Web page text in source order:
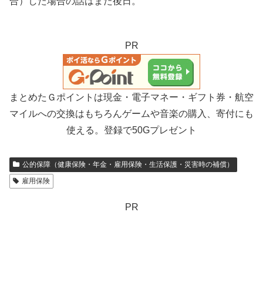
PR
まとめたＧポイントは現金・電子マネー・ギフト券・航空
マイルへの交換はもちろんゲームや音楽の購入、寄付にも
使える。登録で50Gプレゼント
公的保障（健康保険・年金・雇用保険・生活保護・災害時の補償）
雇用保険
PR